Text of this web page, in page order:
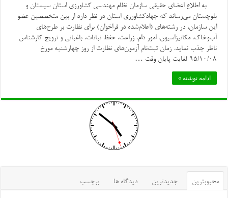
به اطلاع اعضای حقیقی سازمان نظام مهندسی کشاورزی استان سیستان و
بلوچستان می‌رساند که جهادکشاورزی استان در نظر دارد از بین متخصصین عضو
این سازمان، در رشته‌های (اعلام‌شده در فراخوان) برای نظارت بر طرح‌های
آب‌وخاک، مکانیزاسیون، امور دام، زراعت، حفظ نباتات، باغبانی و ترویج کارشناس
ناظر جذب نماید. زمان ثبت‌نام آزمون‌های نظارت از روز چهارشنبه مورخ
۹۵/۱۰/۰۸ لغایت پایان وقت …
ادامه نوشته »
محبوبترین جدیدترین دیدگاه ها برچسب